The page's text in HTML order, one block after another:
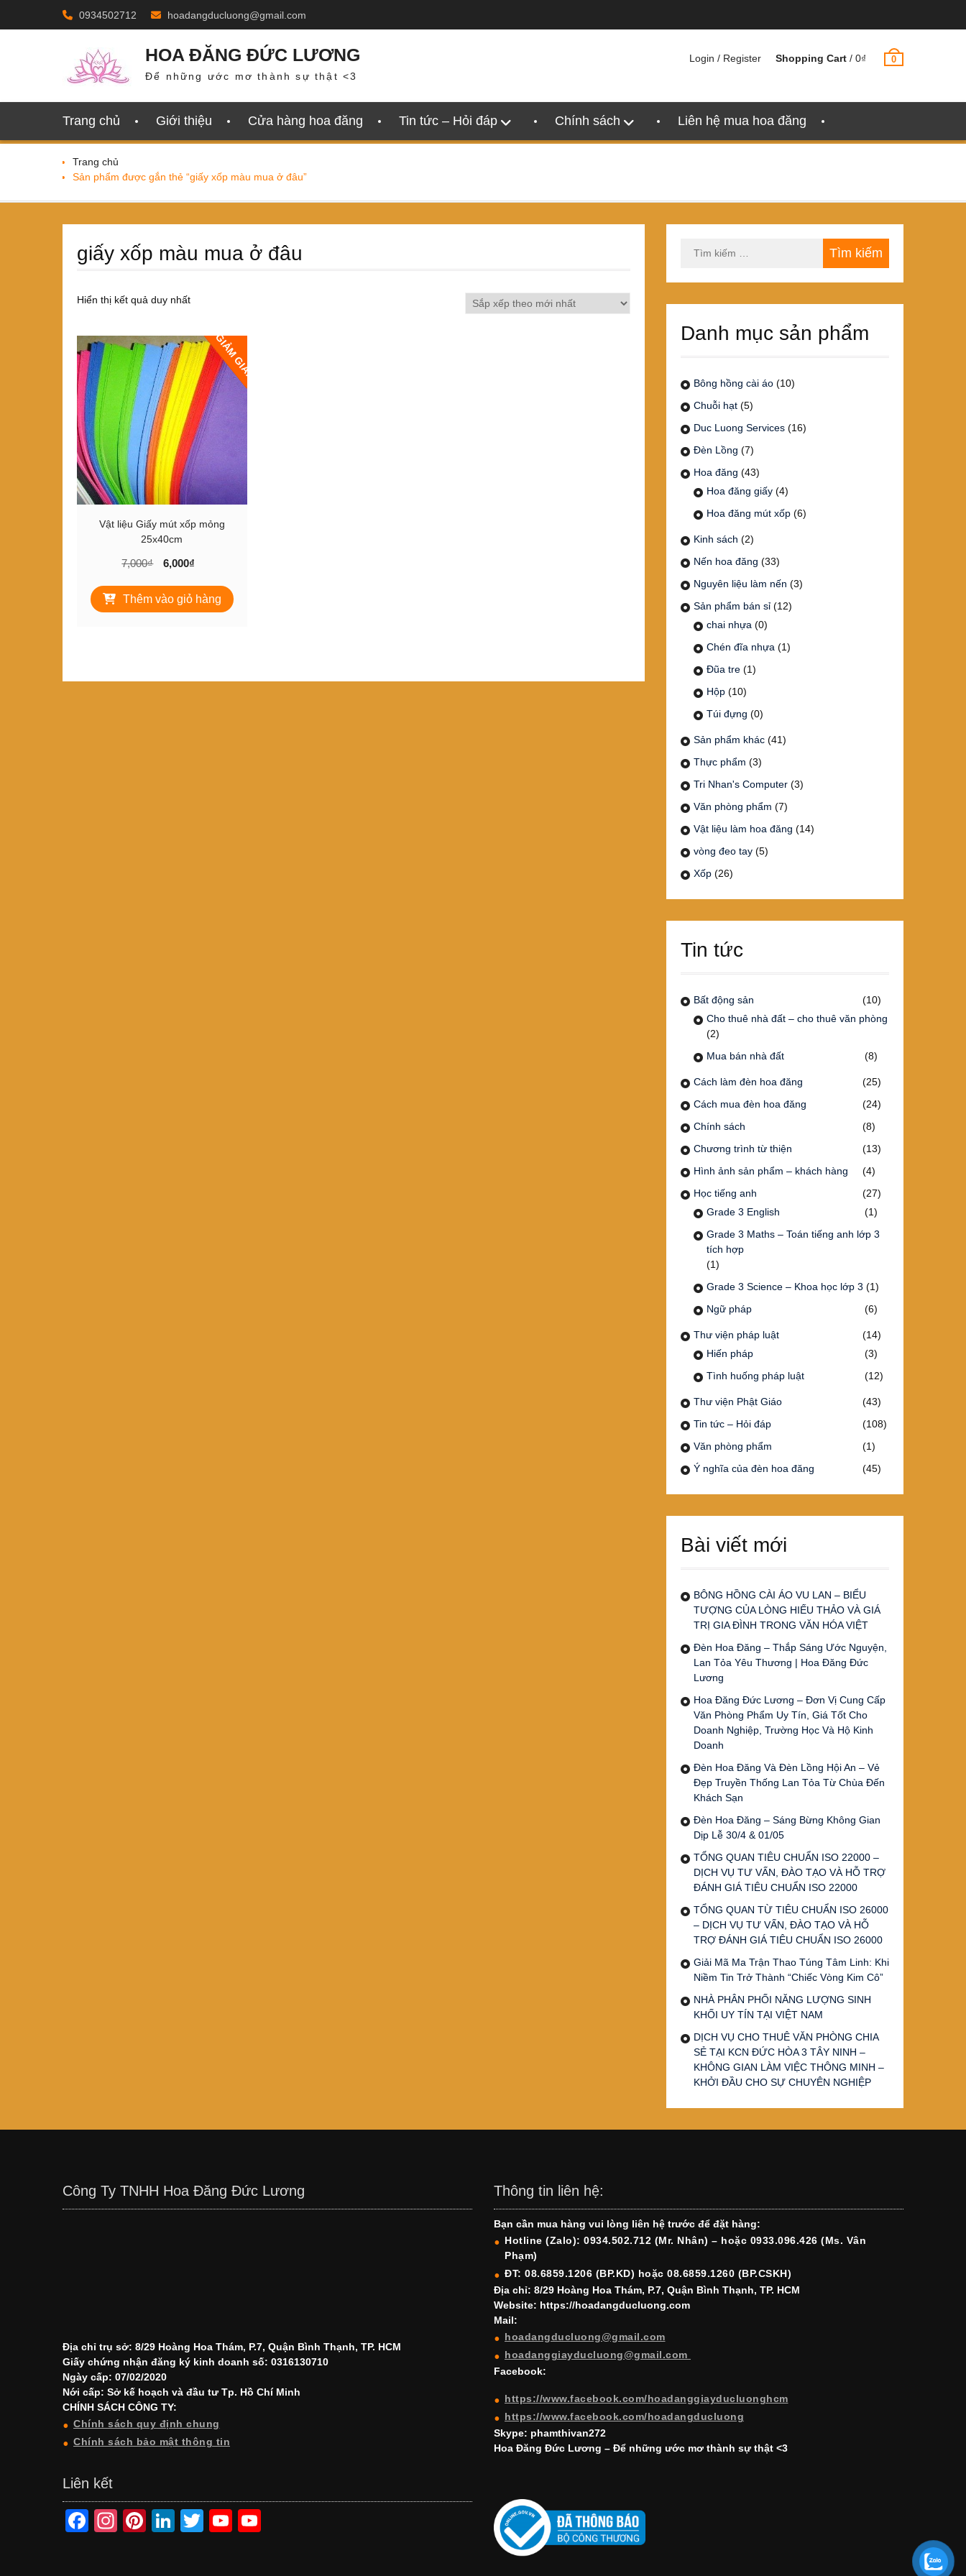
0934502712 hoadangducluong@gmail.com
HOA ĐĂNG ĐỨC LƯƠNG
Để những ước mơ thành sự thật <3
Login / Register Shopping Cart / 0₫ 0
Trang chủ Giới thiệu Cửa hàng hoa đăng Tin tức – Hỏi đáp Chính sách Liên hệ mua hoa đăng
Trang chủ
Sản phẩm được gắn thẻ “giấy xốp màu mua ở đâu”
giấy xốp màu mua ở đâu
Hiển thị kết quả duy nhất
GIẢM GIÁ!
Vật liệu Giấy mút xốp mỏng
25x40cm
7,000₫
Giá
là:
7,000₫.
6,000₫
tại
là:
Thêm vào giỏ hàng
kiếm
Danh mục sản phẩm
Bông hồng cài áo (10)
Chuỗi hạt (5)
Duc Luong Services (16)
Đèn Lồng (7)
Hoa đăng (43)
Hoa đăng giấy (4)
Hoa đăng mút xốp (6)
Kinh sách (2)
Nến hoa đăng (33)
Nguyên liệu làm nến (3)
Sản phẩm bán sỉ (12)
chai nhựa (0)
Chén đĩa nhựa (1)
Đũa tre (1)
Hộp (10)
Túi đựng (0)
Sản phẩm khác (41)
Thực phẩm (3)
Tri Nhan's Computer (3)
Văn phòng phẩm (7)
Vật liệu làm hoa đăng (14)
vòng đeo tay (5)
Xốp (26)
Tin tức
Bất động sản
(10)
Cho thuê nhà đất – cho thuê văn phòng
(2)
Mua bán nhà đất
(8)
Cách làm đèn hoa đăng
(25)
Cách mua đèn hoa đăng
(24)
Chính sách
(8)
Chương trình từ thiện
(13)
Hình ảnh sản phẩm – khách hàng
(4)
Học tiếng anh
(27)
Grade 3 English
(1)
Grade 3 Maths – Toán tiếng anh lớp 3
tích hợp
(1)
Grade 3 Science – Khoa học lớp 3 (1)
Ngữ pháp
(6)
Thư viện pháp luật
(14)
Hiến pháp
(3)
Tình huống pháp luật
(12)
Thư viện Phật Giáo
(43)
Tin tức – Hỏi đáp
(108)
Văn phòng phẩm
(1)
Ý nghĩa của đèn hoa đăng
(45)
Bài viết mới
BÔNG HỒNG CÀI ÁO VU LAN – BIỂU
TƯỢNG CỦA LÒNG HIẾU THẢO VÀ GIÁ
TRỊ GIA ĐÌNH TRONG VĂN HÓA VIỆT
Đèn Hoa Đăng – Thắp Sáng Ước Nguyện,
Lan Tỏa Yêu Thương | Hoa Đăng Đức
Lương
Hoa Đăng Đức Lương – Đơn Vị Cung Cấp
Văn Phòng Phẩm Uy Tín, Giá Tốt Cho
Doanh Nghiệp, Trường Học Và Hộ Kinh
Doanh
Đèn Hoa Đăng Và Đèn Lồng Hội An – Vẻ
Đẹp Truyền Thống Lan Tỏa Từ Chùa Đến
Khách Sạn
Đèn Hoa Đăng – Sáng Bừng Không Gian
Dịp Lễ 30/4 & 01/05
TỔNG QUAN TIÊU CHUẨN ISO 22000 –
DỊCH VỤ TƯ VẤN, ĐÀO TẠO VÀ HỖ TRỢ
ĐÁNH GIÁ TIÊU CHUẨN ISO 22000
TỔNG QUAN TỪ TIÊU CHUẨN ISO 26000
– DỊCH VỤ TƯ VẤN, ĐÀO TẠO VÀ HỖ
TRỢ ĐÁNH GIÁ TIÊU CHUẨN ISO 26000
Giải Mã Ma Trận Thao Túng Tâm Linh: Khi
Niềm Tin Trở Thành “Chiếc Vòng Kim Cô”
NHÀ PHÂN PHỐI NĂNG LƯỢNG SINH
KHỐI UY TÍN TẠI VIỆT NAM
DỊCH VỤ CHO THUÊ VĂN PHÒNG CHIA
SẺ TẠI KCN ĐỨC HÒA 3 TÂY NINH –
KHÔNG GIAN LÀM VIỆC THÔNG MINH –
KHỞI ĐẦU CHO SỰ CHUYÊN NGHIỆP
Công Ty TNHH Hoa Đăng Đức Lương
Địa chỉ trụ sở: 8/29 Hoàng Hoa Thám, P.7, Quận Bình Thạnh, TP. HCM
Giấy chứng nhận đăng ký kinh doanh số: 0316130710
Ngày cấp: 07/02/2020
Nới cấp: Sở kế hoạch và đầu tư Tp. Hồ Chí Minh
CHÍNH SÁCH CÔNG TY:
Chính sách quy định chung
Chính sách bảo mật thông tin
Liên kết
F
In
Pi
Li
T
Y
Thông tin liên hệ:
Bạn cần mua hàng vui lòng liên hệ trước để đặt hàng:
Hotline (Zalo): 0934.502.712 (Mr. Nhân) – hoặc 0933.096.426 (Ms. Vân
Phạm)
ĐT: 08.6859.1206 (BP.KD) hoặc 08.6859.1260 (BP.CSKH)
Địa chỉ: 8/29 Hoàng Hoa Thám, P.7, Quận Bình Thạnh, TP. HCM
Website: https://hoadangducluong.com
Mail:
hoadangducluong@gmail.com
hoadanggiayducluong@gmail.com
Facebook:
https://www.facebook.com/hoadanggiayducluonghcm
https://www.facebook.com/hoadangducluong
Skype: phamthivan272
Hoa Đăng Đức Lương – Để những ước mơ thành sự thật <3